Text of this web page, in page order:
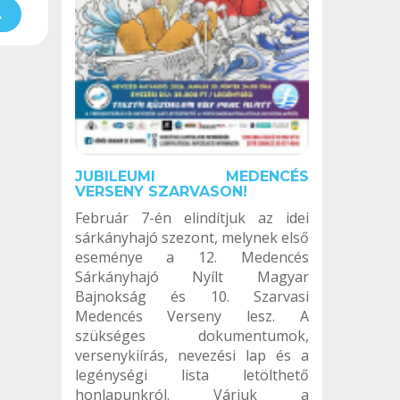
JUBILEUMI MEDENCÉS
VERSENY SZARVASON!
Február 7-én elindítjuk az idei
sárkányhajó szezont, melynek első
eseménye a 12. Medencés
Sárkányhajó Nyílt Magyar
Bajnokság és 10. Szarvasi
Medencés Verseny lesz. A
szükséges dokumentumok,
versenykiírás, nevezési lap és a
legénységi lista letölthető
honlapunkról. Várjuk a